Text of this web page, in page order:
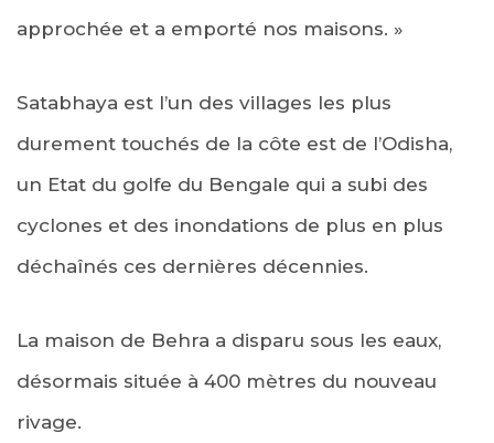
approchée et a emporté nos maisons. »
Satabhaya est l’un des villages les plus
durement touchés de la côte est de l’Odisha,
un Etat du golfe du Bengale qui a subi des
cyclones et des inondations de plus en plus
déchaînés ces dernières décennies.
La maison de Behra a disparu sous les eaux,
désormais située à 400 mètres du nouveau
rivage.